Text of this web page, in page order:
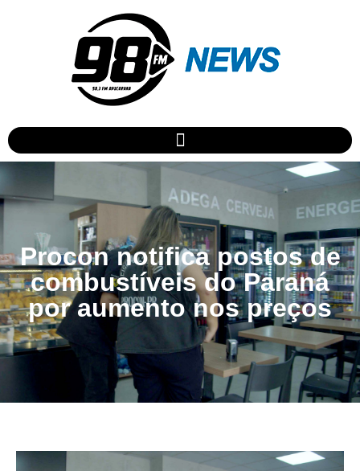
Procon notifica postos de
combustíveis do Paraná
por aumento nos preços